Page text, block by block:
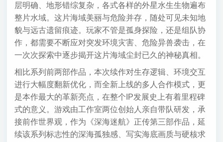
层明确、地形错综复杂，各式各样的外星水生生物遍布
整片水域。这片海域美丽与危险并存，随处可见未知地
貌与远古遗留痕迹。玩家不管是孤身探险，还是组队协
作，都需要不断应对突发环境灾害、危险异兽袭击，在
一次次探索中逐步揭开这片海域尘封已久的神秘真相。
相比系列前两部作品，本次续作对生存逻辑、环境交互
进行大幅度翻新优化，而全新上线的多人合作模式，更
是本作最大的革新亮点，在整个IP发展史上有着里程碑
式的意义。游戏由工作室两位创始人亲自带队研发，承
接前作世界观，作为《深海迷航》正传第三部作品，延
续该系列标志性的深海孤独感、写实海底画质与硬核求